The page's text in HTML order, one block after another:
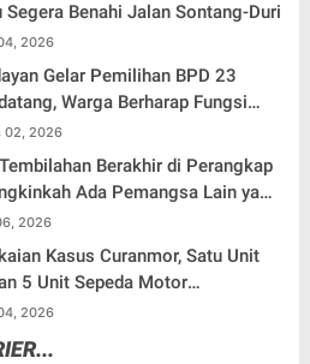
Segera Benahi Jalan Sontang-Duri
2026
Gelar Pemilihan BPD 23
Warga Berharap Fungsi
Maksimal
02, 2026
Berakhir di Perangkap
Ada Pemangsa Lain yang
?
2026
Kasus Curanmor, Satu Unit
5 Unit Sepeda Motor
2026